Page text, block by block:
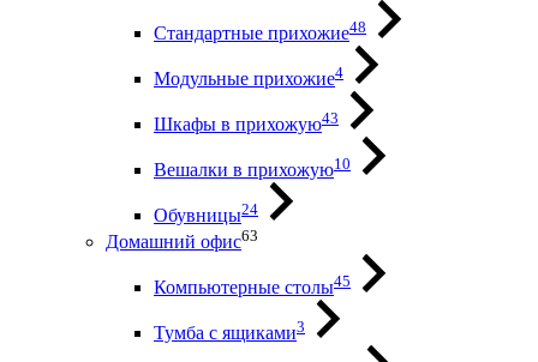
Стандартные прихожие48
Модульные прихожие4
Шкафы в прихожую43
Вешалки в прихожую10
Обувницы24
Домашний офис63
Компьютерные столы45
Тумба с ящиками3